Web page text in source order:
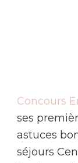
Concours
ses
astuces
séjours